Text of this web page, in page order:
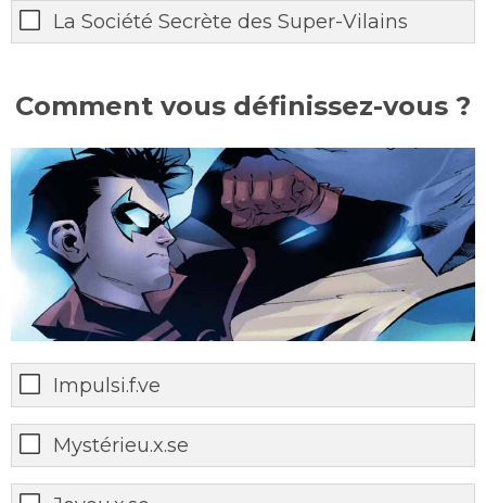
La Société Secrète des Super-Vilains
Comment vous définissez-vous ?
Impulsi.f.ve
Mystérieu.x.se